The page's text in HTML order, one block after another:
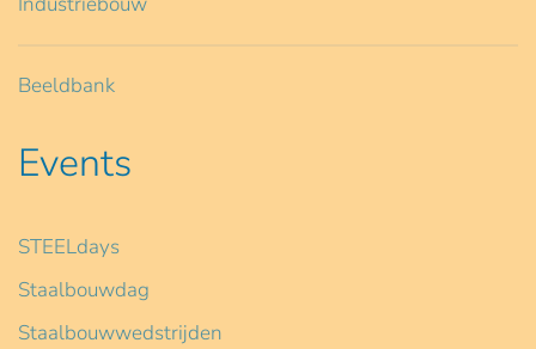
Beeldbank
Events
STEELdays
Staalbouwdag
Staalbouwwedstrijden